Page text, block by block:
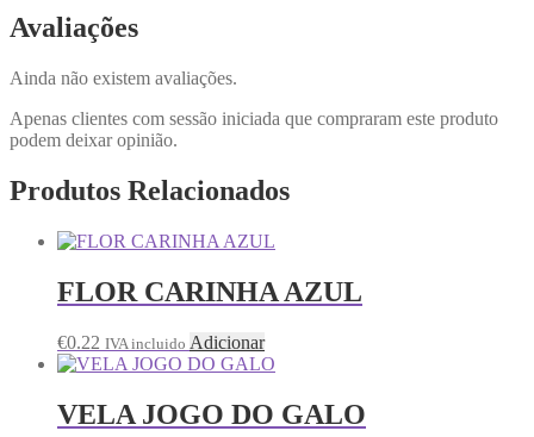
Avaliações
Ainda não existem avaliações.
Apenas clientes com sessão iniciada que compraram este produto
podem deixar opinião.
Produtos Relacionados
FLOR CARINHA AZUL
€0.22 IVA incluido Adicionar
VELA JOGO DO GALO